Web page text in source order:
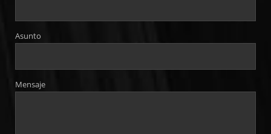
Asunto
Mensaje